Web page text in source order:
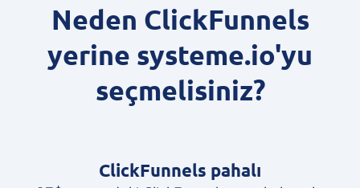
Neden ClickFunnels
yerine systeme.io'yu
seçmelisiniz?
ClickFunnels pahalı